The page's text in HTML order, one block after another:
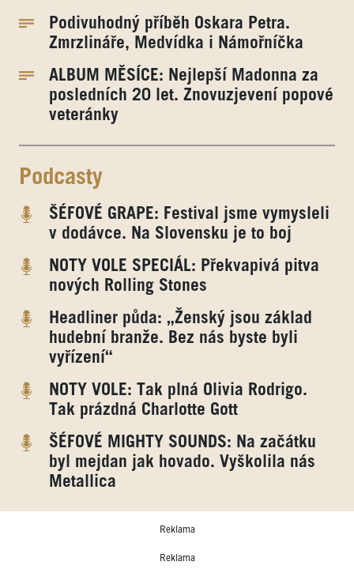
Podivuhodný příběh Oskara Petra.
Zmrzlináře, Medvídka i Námořníčka
ALBUM MĚSÍCE: Nejlepší Madonna za
posledních 20 let. Znovuzjevení popové
veteránky
Podcasty
ŠÉFOVÉ GRAPE: Festival jsme vymysleli
v dodávce. Na Slovensku je to boj
NOTY VOLE SPECIÁL: Překvapivá pitva
nových Rolling Stones
Headliner půda: „Ženský jsou základ
hudební branže. Bez nás byste byli
vyřízení“
NOTY VOLE: Tak plná Olivia Rodrigo.
Tak prázdná Charlotte Gott
ŠÉFOVÉ MIGHTY SOUNDS: Na začátku
byl mejdan jak hovado. Vyškolila nás
Metallica
Reklama
Reklama